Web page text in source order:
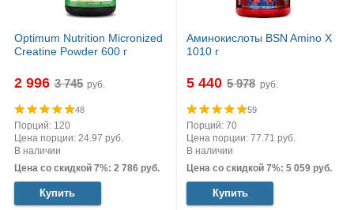
Optimum Nutrition Micronized
Creatine Powder 600 г
2 996 руб.
48
Порций: 120
Цена порции: 24.97 руб.
В наличии
Цена со скидкой 7%: 2 786 руб.
Купить
Аминокислоты BSN Amino X
1010 г
5 440 руб.
59
Порций: 70
Цена порции: 77.71 руб.
В наличии
Цена со скидкой 7%: 5 059 руб.
Купить